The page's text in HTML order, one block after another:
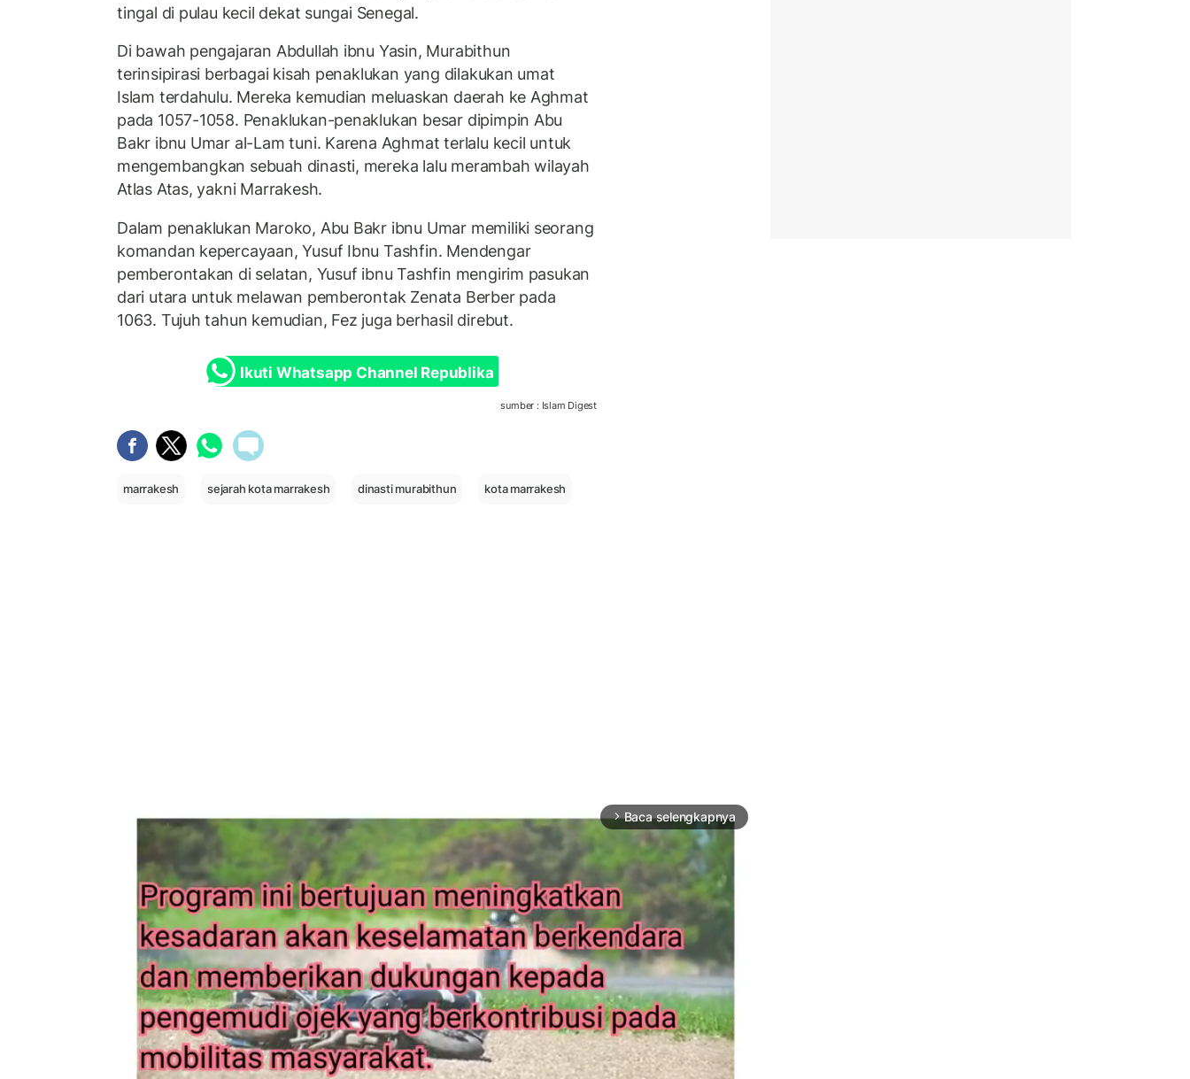
tingal di pulau kecil dekat sungai Senegal.
Di bawah pengajaran Abdullah ibnu Yasin, Murabithun
terinsipirasi berbagai kisah penaklukan yang dilakukan umat
Islam terdahulu. Mereka kemudian meluaskan daerah ke Aghmat
pada 1057-1058. Penaklukan-penaklukan besar dipimpin Abu
Bakr ibnu Umar al-Lam tuni. Karena Aghmat terlalu kecil untuk
mengembangkan sebuah dinasti, mereka lalu merambah wilayah
Atlas Atas, yakni Marrakesh.
Dalam penaklukan Maroko, Abu Bakr ibnu Umar memiliki seorang
komandan kepercayaan, Yusuf Ibnu Tashfin. Mendengar
pemberontakan di selatan, Yusuf ibnu Tashfin mengirim pasukan
dari utara untuk melawan pemberontak Zenata Berber pada
1063. Tujuh tahun kemudian, Fez juga berhasil direbut.
Ikuti Whatsapp Channel Republika
sumber : Islam Digest
marrakesh sejarah kota marrakesh dinasti murabithun kota marrakesh
arrow_forward_ios Baca selengkapnya